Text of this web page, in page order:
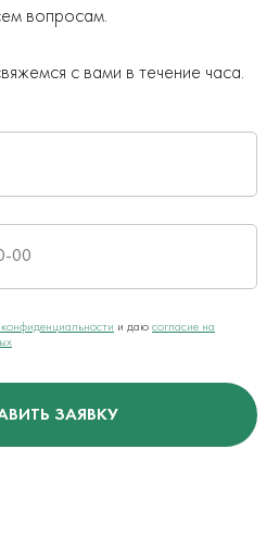
вопросам.
с вами в течение часа.
и даю согласие на
ЗАЯВКУ